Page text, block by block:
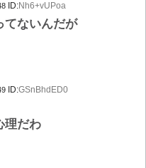
ID:Nh6+vUPoa
てないんだが
ID:GSnBhdED0
理だわ